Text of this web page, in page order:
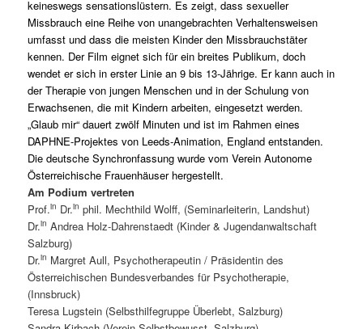
keineswegs sensationslüstern. Es zeigt, dass sexueller
Missbrauch eine Reihe von unangebrachten Verhaltensweisen
umfasst und dass die meisten Kinder den Missbrauchstäter
kennen. Der Film eignet sich für ein breites Publikum, doch
wendet er sich in erster Linie an 9 bis 13-Jährige. Er kann auch in
der Therapie von jungen Menschen und in der Schulung von
Erwachsenen, die mit Kindern arbeiten, eingesetzt werden.
„Glaub mir“ dauert zwölf Minuten und ist im Rahmen eines
DAPHNE-Projektes von Leeds-Animation, England entstanden.
Die deutsche Synchronfassung wurde vom Verein Autonome
Österreichische Frauenhäuser hergestellt.
Am Podium vertreten
Prof.in Dr.in phil. Mechthild Wolff, (Seminarleiterin, Landshut)
Dr.in Andrea Holz-Dahrenstaedt (Kinder & Jugendanwaltschaft
Salzburg)
Dr.in Margret Aull, Psychotherapeutin / Präsidentin des
Österreichischen Bundesverbandes für Psychotherapie,
(Innsbruck)
Teresa Lugstein (Selbsthilfegruppe Überlebt, Salzburg)